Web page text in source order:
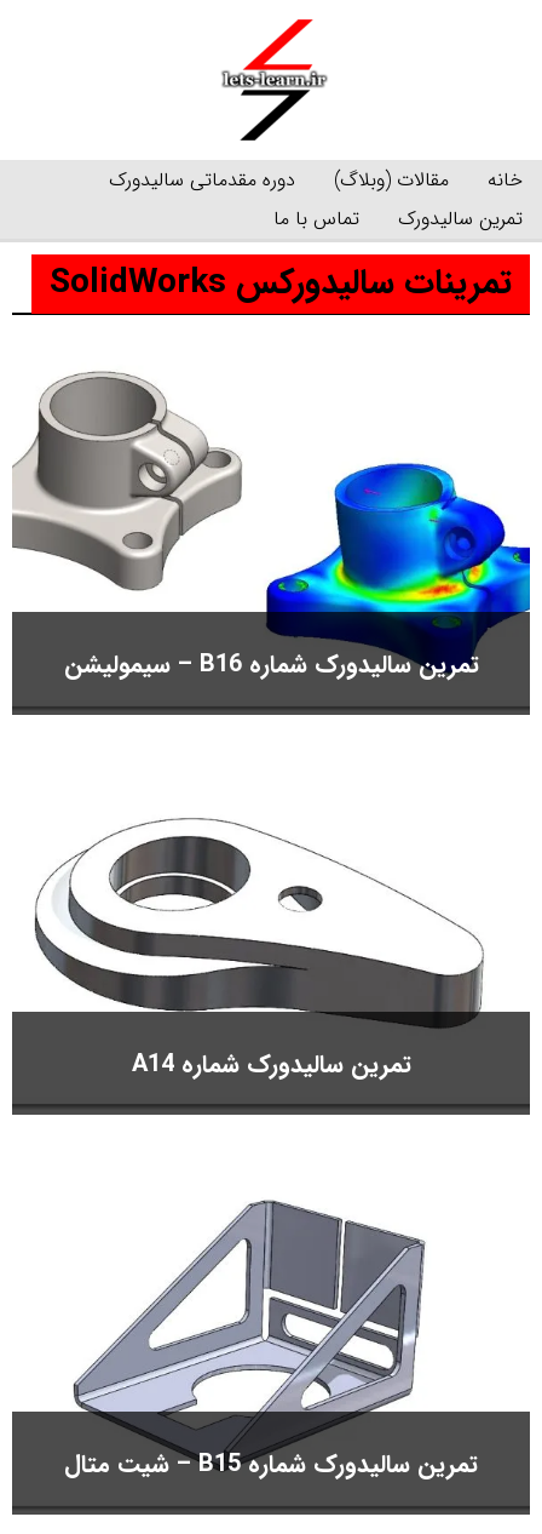
خانه مقالات (وبلاگ)
دوره مقدماتی سالیدورک
تمرین سالیدورک
تماس با ما
تمرینات سالیدورکس SolidWorks
تمرین سالیدورک شماره B16 – سیمولیشن
تمرین سالیدورک شماره A14
تمرین سالیدورک شماره B15 – شیت متال